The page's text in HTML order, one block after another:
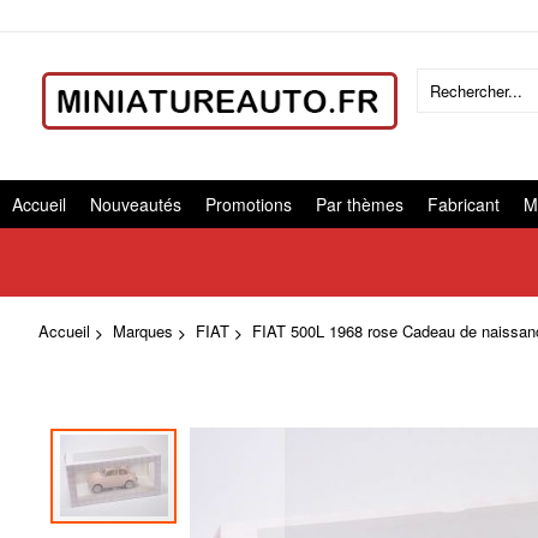
Accueil Nouveautés Promotions Par thèmes Fabricant
Accueil Marques FIAT FIAT 500L 1968 rose Cadeau de
Skip
the
end
the